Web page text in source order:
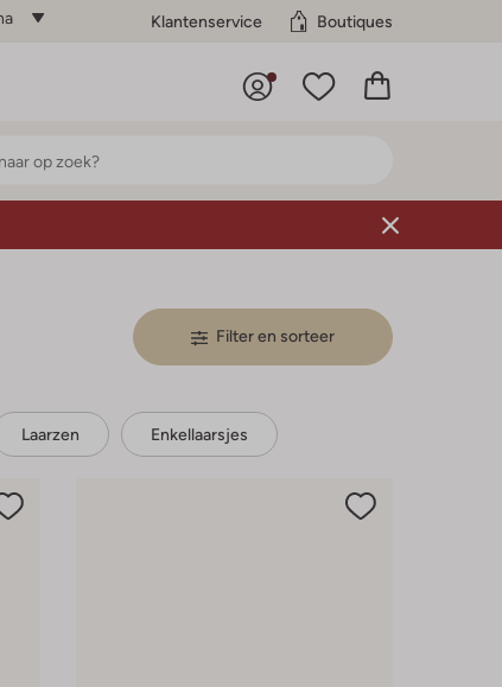
Klantenservice Boutiques
Filter en sorteer
Laarzen Enkellaarsjes